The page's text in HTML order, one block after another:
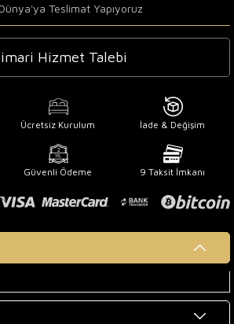
Teslimat Yapıyoruz
Hizmet Talebi
Ücretsiz Kurulum İade & Değişim
Güvenli Ödeme 9 Taksit İmkanı